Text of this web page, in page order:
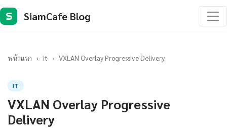
S SiamCafe Blog
หน้าแรก › it › VXLAN Overlay Progressive Delivery
IT
VXLAN Overlay Progressive
Delivery